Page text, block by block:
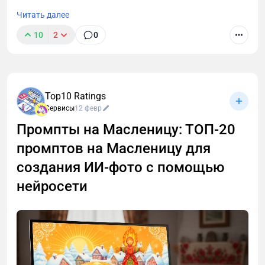
Читать далее
10 2 0
Top10 Ratings
Сервисы12 февр
Промпты на Масленицу: ТОП-20
промптов на Масленицу для
создания ИИ-фото с помощью
нейросети